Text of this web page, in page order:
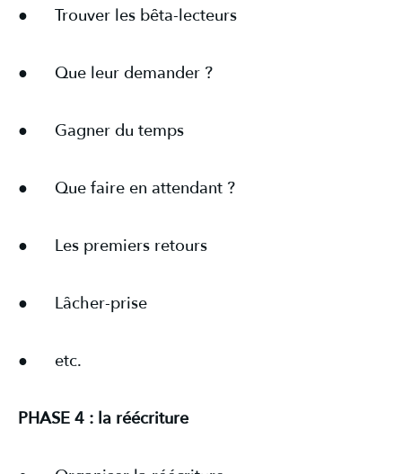
● Trouver les bêta-lecteurs
● Que leur demander ?
● Gagner du temps
● Que faire en attendant ?
● Les premiers retours
● Lâcher-prise
● etc.
PHASE 4 : la réécriture